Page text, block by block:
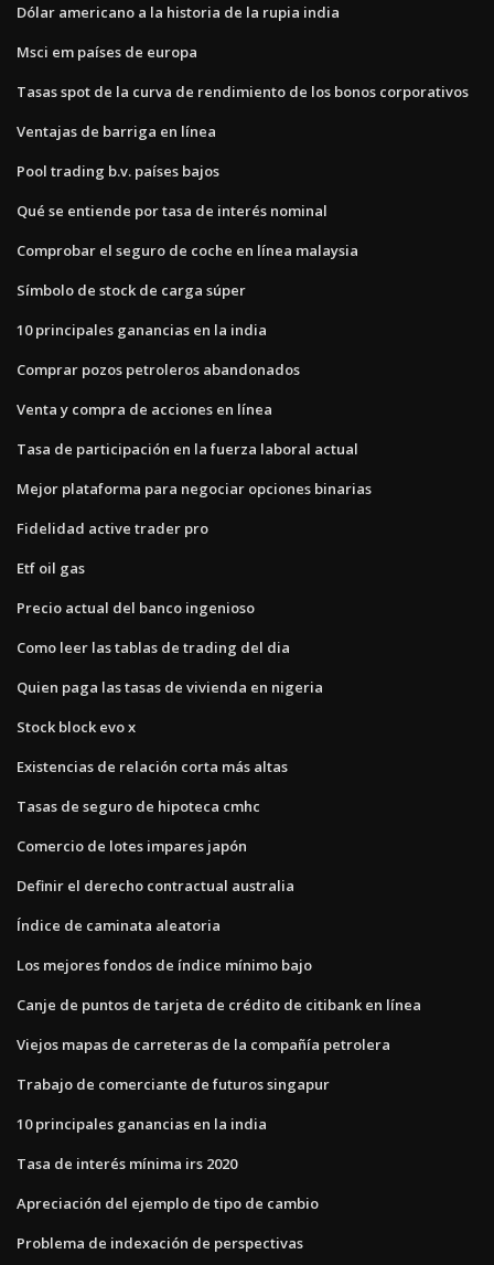
Dólar americano a la historia de la rupia india
Msci em países de europa
Tasas spot de la curva de rendimiento de los bonos corporativos
Ventajas de barriga en línea
Pool trading b.v. países bajos
Qué se entiende por tasa de interés nominal
Comprobar el seguro de coche en línea malaysia
Símbolo de stock de carga súper
10 principales ganancias en la india
Comprar pozos petroleros abandonados
Venta y compra de acciones en línea
Tasa de participación en la fuerza laboral actual
Mejor plataforma para negociar opciones binarias
Fidelidad active trader pro
Etf oil gas
Precio actual del banco ingenioso
Como leer las tablas de trading del dia
Quien paga las tasas de vivienda en nigeria
Stock block evo x
Existencias de relación corta más altas
Tasas de seguro de hipoteca cmhc
Comercio de lotes impares japón
Definir el derecho contractual australia
Índice de caminata aleatoria
Los mejores fondos de índice mínimo bajo
Canje de puntos de tarjeta de crédito de citibank en línea
Viejos mapas de carreteras de la compañía petrolera
Trabajo de comerciante de futuros singapur
10 principales ganancias en la india
Tasa de interés mínima irs 2020
Apreciación del ejemplo de tipo de cambio
Problema de indexación de perspectivas